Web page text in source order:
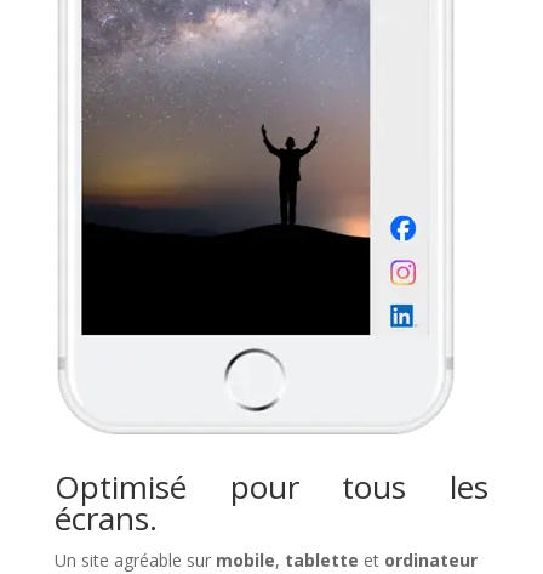
Optimisé pour tous les
écrans.
Un site agréable sur mobile, tablette et ordinateur